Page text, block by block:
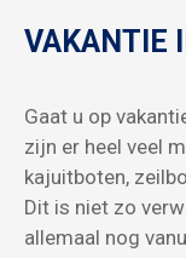
VAKANTIE
Gaat u op
zijn er heel veel
kajuitboten,
Dit is niet zo
allemaal nog